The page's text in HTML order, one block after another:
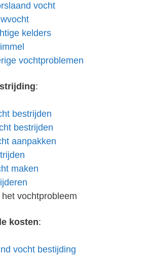
vocht
kelders
vochtproblemen
:
bestrijden
bestrijden
aanpakken
maken
vochtprobleem
kosten:
vocht bestijding